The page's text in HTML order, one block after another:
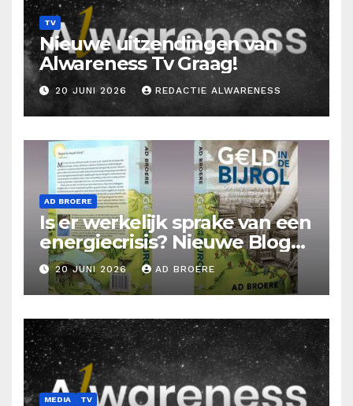
TV
Nieuwe uitzendingen van
Alwareness Tv Graag!
20 JUNI 2026 REDACTIE ALWARENESS
AD BROERE
Is er werkelijk sprake van een
energiecrisis? Nieuwe Blog
Ad Broere
20 JUNI 2026 AD BROERE
MEDIA TV